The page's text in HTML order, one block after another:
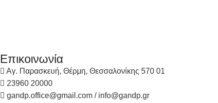
Επικοινωνία
Αγ. Παρασκευή, Θέρμη, Θεσσαλονίκης 570 01
23960 20000
gandp.office@gmail.com / info@gandp.gr